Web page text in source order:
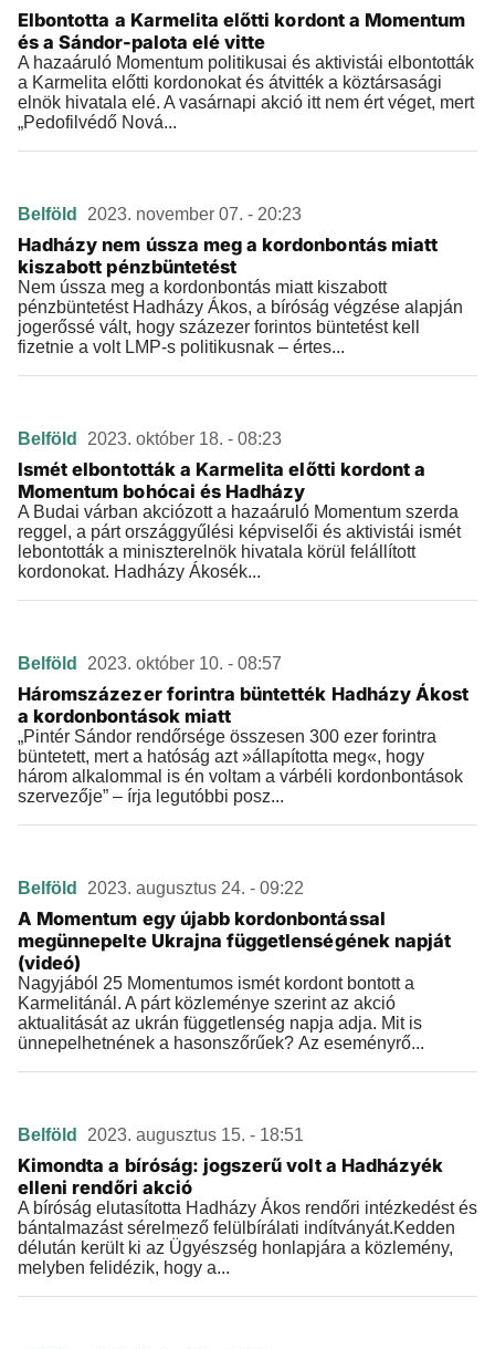
Elbontotta a Karmelita előtti kordont a Momentum
és a Sándor-palota elé vitte
A hazaáruló Momentum politikusai és aktivistái elbontották
a Karmelita előtti kordonokat és átvitték a köztársasági
elnök hivatala elé. A vasárnapi akció itt nem ért véget, mert
„Pedofilvédő Nová...
Belföld 2023. november 07. - 20:23
Hadházy nem ússza meg a kordonbontás miatt
kiszabott pénzbüntetést
Nem ússza meg a kordonbontás miatt kiszabott
pénzbüntetést Hadházy Ákos, a bíróság végzése alapján
jogerőssé vált, hogy százezer forintos büntetést kell
fizetnie a volt LMP-s politikusnak – értes...
Belföld 2023. október 18. - 08:23
Ismét elbontották a Karmelita előtti kordont a
Momentum bohócai és Hadházy
A Budai várban akciózott a hazaáruló Momentum szerda
reggel, a párt országgyűlési képviselői és aktivistái ismét
lebontották a miniszterelnök hivatala körül felállított
kordonokat. Hadházy Ákosék...
Belföld 2023. október 10. - 08:57
Háromszázezer forintra büntették Hadházy Ákost
a kordonbontások miatt
„Pintér Sándor rendőrsége összesen 300 ezer forintra
büntetett, mert a hatóság azt »állapította meg«, hogy
három alkalommal is én voltam a várbéli kordonbontások
szervezője” – írja legutóbbi posz...
Belföld 2023. augusztus 24. - 09:22
A Momentum egy újabb kordonbontással
megünnepelte Ukrajna függetlenségének napját
(videó)
Nagyjából 25 Momentumos ismét kordont bontott a
Karmelitánál. A párt közleménye szerint az akció
aktualitását az ukrán függetlenség napja adja. Mit is
ünnepelhetnének a hasonszőrűek? Az eseményrő...
Belföld 2023. augusztus 15. - 18:51
Kimondta a bíróság: jogszerű volt a Hadházyék
elleni rendőri akció
A bíróság elutasította Hadházy Ákos rendőri intézkedést és
bántalmazást sérelmező felülbírálati indítványát.Kedden
délután került ki az Ügyészség honlapjára a közlemény,
melyben felidézik, hogy a...